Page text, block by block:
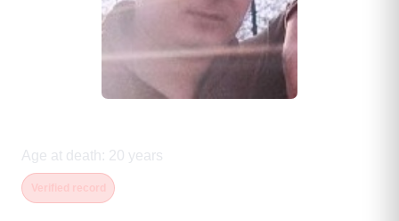
Age at death : 20 years